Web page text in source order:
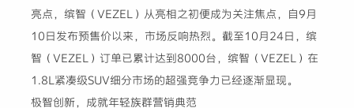
亮点，缤智（VEZEL）从亮相之初便成为关注焦点，自9月
10日发布预售价以来，市场反响热烈。截至10月24日，缤
智（VEZEL）订单已累计达到8000台，缤智（VEZEL）在
1.8L紧凑级SUV细分市场的超强竞争力已经逐渐显现。
极智创新，成就年轻族群营销典范